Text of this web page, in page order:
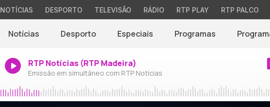
NOTÍCIAS DESPORTO TELEVISÃO RÁDIO RTP PLAY RTP PALCO
Notícias Desporto Especiais Programas
RTP Notícias (RTP Madeira)
Emissão em simultâneo com RTP Notícias